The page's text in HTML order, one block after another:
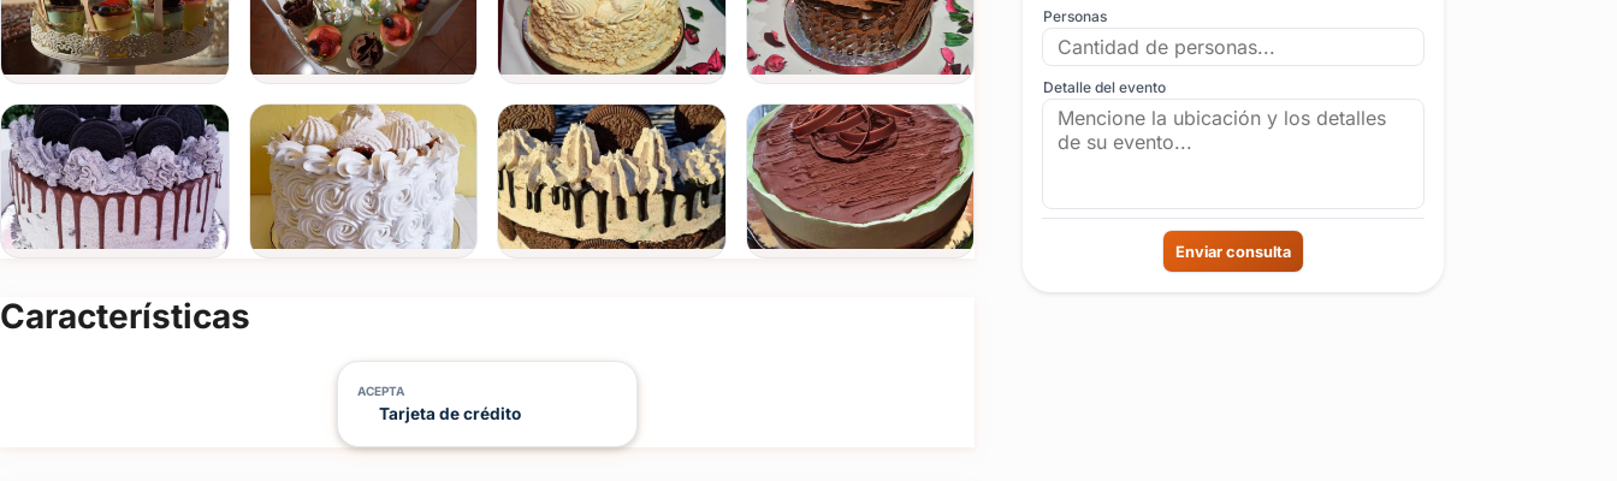
eventos más exclusivos.
¡Hacé que tufiesta de 15sea única! Contactanos completando el formulario de contacto o a través del botón de
WhatsApp y contanos tu idea para crear juntos una celebración espectacular.
Características
ACEPTA
Tarjeta de crédito
Personas
Detalle del evento
Enviar consulta